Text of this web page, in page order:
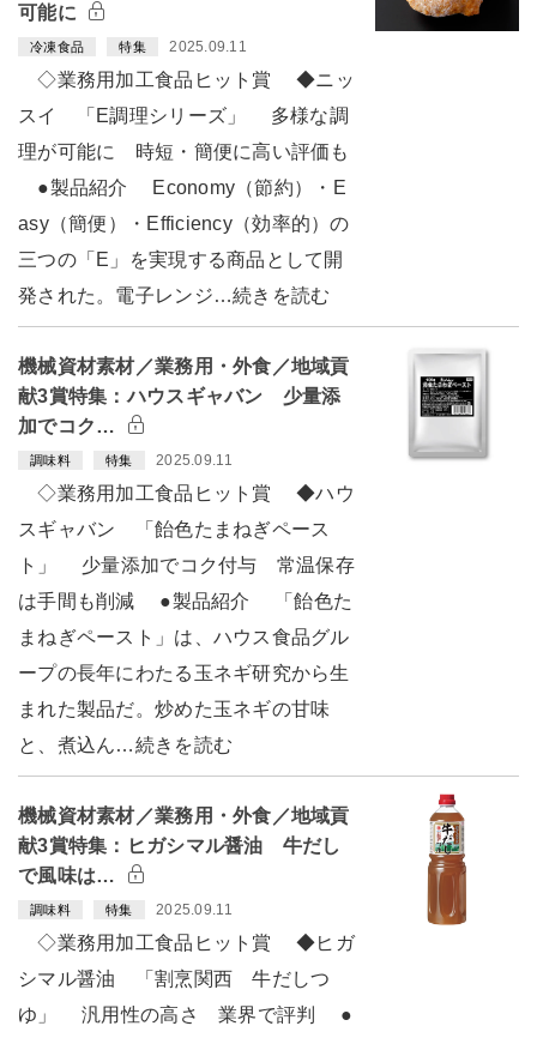
可能に
冷凍食品 特集 2025.09.11
◇業務用加工食品ヒット賞 ◆ニッ
スイ 「E調理シリーズ」 多様な調
理が可能に 時短・簡便に高い評価も
●製品紹介 Economy（節約）・E
asy（簡便）・Efficiency（効率的）の
三つの「E」を実現する商品として開
発された。電子レンジ…続きを読む
機械資材素材／業務用・外食／地域貢
献3賞特集：ハウスギャバン 少量添
加でコク…
調味料 特集 2025.09.11
◇業務用加工食品ヒット賞 ◆ハウ
スギャバン 「飴色たまねぎペース
ト」 少量添加でコク付与 常温保存
は手間も削減 ●製品紹介 「飴色た
まねぎペースト」は、ハウス食品グル
ープの長年にわたる玉ネギ研究から生
まれた製品だ。炒めた玉ネギの甘味
と、煮込ん…続きを読む
機械資材素材／業務用・外食／地域貢
献3賞特集：ヒガシマル醤油 牛だし
で風味は…
調味料 特集 2025.09.11
◇業務用加工食品ヒット賞 ◆ヒガ
シマル醤油 「割烹関西 牛だしつ
ゆ」 汎用性の高さ 業界で評判 ●